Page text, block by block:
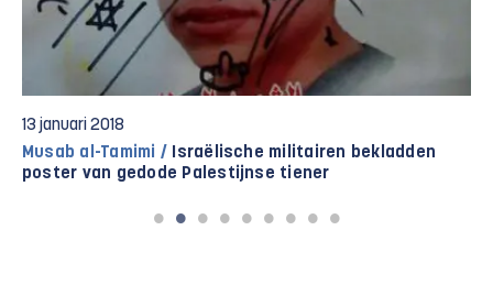
13 januari 2018
Musab al-Tamimi / Israëlische militairen bekladden
poster van gedode Palestijnse tiener